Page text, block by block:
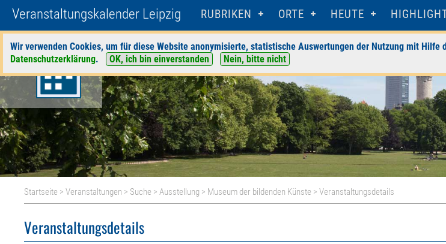
Veranstaltungskalender Leipzig RUBRIKEN ORTE HEUTE
Wir verwenden Cookies, um für diese Website anonymisierte, statistische Auswertungen der Nutzung mit
Datenschutzerklärung. OK, ich bin einverstanden Nein, bitte nicht
Startseite >Veranstaltungen > Suche >Ausstellung > Museum der bildenden Künste > Veranstaltungsdetails
Veranstaltungsdetails